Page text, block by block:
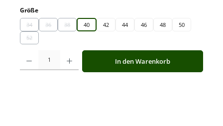
Größeauswählen
34
(Diese Option ist zurzeit nicht verfügbar.)
36
(Diese Option ist zurzeit nicht verfügbar.)
38
(Diese Option ist zurzeit nicht verfügbar.)
40 42 44 46 48
50
52
(Diese Option ist zurzeit nicht verfügbar.)
Produkt Anzahl: Gib den gewünschten Wert ein oder benutze die
In den Warenkorb